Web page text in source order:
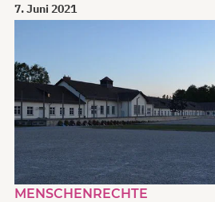
7. Juni 2021
MENSCHENRECHTE